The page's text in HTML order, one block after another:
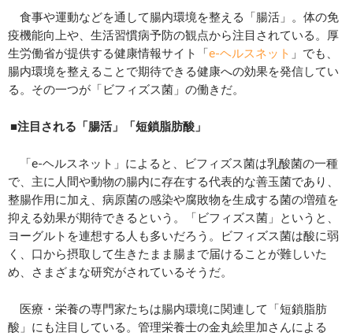
食事や運動などを通して腸内環境を整える「腸活」。体の免
疫機能向上や、生活習慣病予防の観点から注目されている。厚
生労働省が提供する健康情報サイト「e-ヘルスネット 」でも、
腸内環境を整えることで期待できる健康への効果を発信してい
る。その一つが「ビフィズス菌」の働きだ。
■注目される「腸活」「短鎖脂肪酸」
「e-ヘルスネット」によると、ビフィズス菌は乳酸菌の一種
で、主に人間や動物の腸内に存在する代表的な善玉菌であり、
整腸作用に加え、病原菌の感染や腐敗物を生成する菌の増殖を
抑える効果が期待できるという。「ビフィズス菌」というと、
ヨーグルトを連想する人も多いだろう。ビフィズス菌は酸に弱
く、口から摂取して生きたまま腸まで届けることが難しいた
め、さまざまな研究がされているそうだ。
医療・栄養の専門家たちは腸内環境に関連して「短鎖脂肪
酸」にも注目している。管理栄養士の金丸絵里加さんによる